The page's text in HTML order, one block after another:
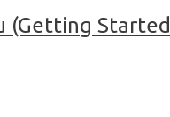
(Getting Started